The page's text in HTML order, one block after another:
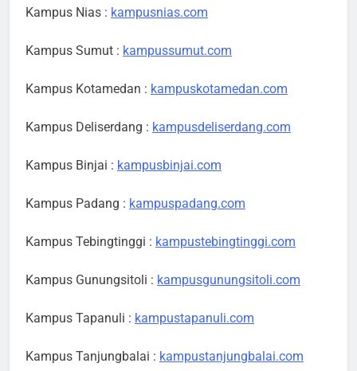
Kampus Nias : kampusnias.com
Kampus Sumut : kampussumut.com
Kampus Kotamedan : kampuskotamedan.com
Kampus Deliserdang : kampusdeliserdang.com
Kampus Binjai : kampusbinjai.com
Kampus Padang : kampuspadang.com
Kampus Tebingtinggi : kampustebingtinggi.com
Kampus Gunungsitoli : kampusgunungsitoli.com
Kampus Tapanuli : kampustapanuli.com
Kampus Tanjungbalai : kampustanjungbalai.com